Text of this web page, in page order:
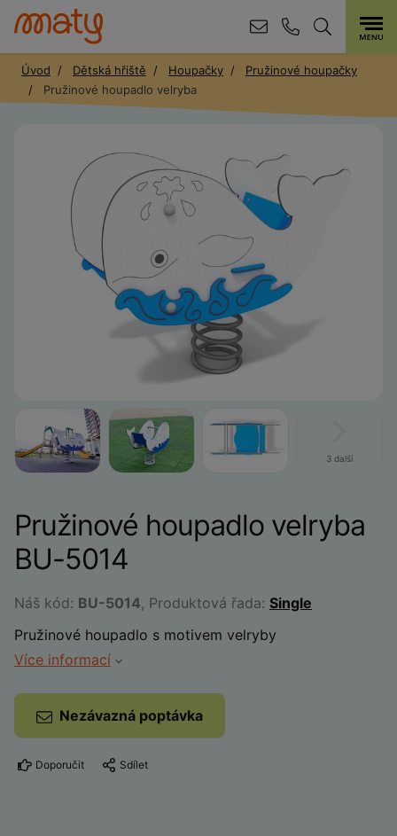
Úvod Dětská hřiště Houpačky
Pružinové houpačky
Pružinové houpadlo velryba
3 další
Pružinové houpadlo velryba
BU-5014
Náš kód: BU-5014, Produktová řada: Single
Pružinové houpadlo s motivem velryby
Více informací
Nezávazná poptávka
Doporučit Sdílet